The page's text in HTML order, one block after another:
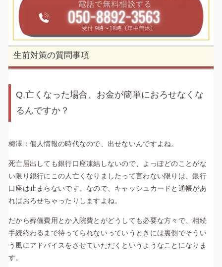
生前対策の質問事項
Q,亡くなった場合、お金が簡単におろせなくな
るんですか？
梅澤：個人情報の時代なので、出せないんですよね。
死亡届出しても銀行口座凍結しないので、よっぽどのことがな
い限り銀行にこの人亡くなりましたって言わない限りは、銀行
口座は止まらないです。なので、キャッシュカードと通帳があ
ればおろせちゃったりしますよね。
だから葬儀費用とか入院費とがどうしても必要な方々で、相続
手続終わるまで待ってられないっていうときには裏側でそうい
う風にアドバイスをさせていただくというようなことになりま
す。